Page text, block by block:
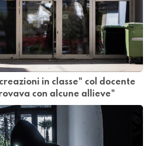
in classe" col docente
con alcune allieve"